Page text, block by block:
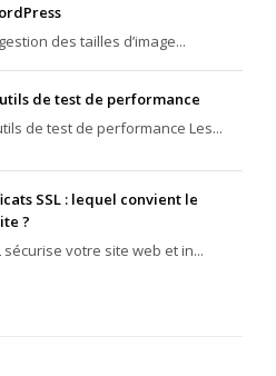
des tailles d’image...
de test de performance
de test de performance Les...
SSL : lequel convient le
?
sécurise votre site web et in...